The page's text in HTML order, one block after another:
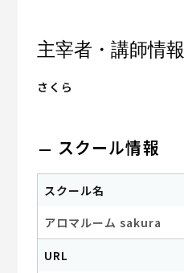
主宰者・講師情報
さくら
スクール情報
スクール名
アロマルーム sakura
URL